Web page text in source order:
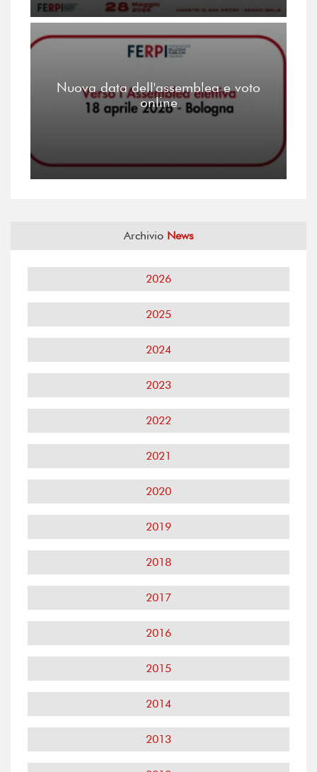
Nuova data dell'assemblea e voto
online
Archivio News
2026
2025
2024
2023
2022
2021
2020
2019
2018
2017
2016
2015
2014
2013